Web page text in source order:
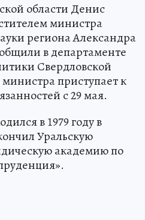
области Денис
министра
региона Александра
в департаменте
Свердловской
приступает к
с 29 мая.
в 1979 году в
Уральскую
академию по